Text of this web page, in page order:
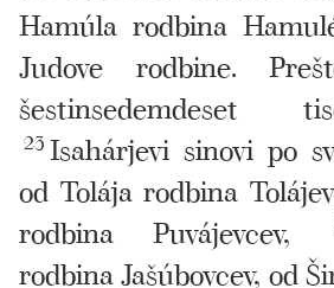
Hamúla rodbina
Judove rodbine.
šestinsedemdeset
23 Isahárjevi sinovi po
od Tolája rodbina
rodbina Puvájevcev,
rodbina Jašúbovcev, od